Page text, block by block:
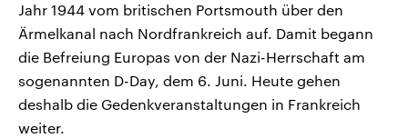
Jahr 1944 vom britischen Portsmouth über den
Ärmelkanal nach Nordfrankreich auf. Damit begann
die Befreiung Europas von der Nazi-Herrschaft am
sogenannten D-Day, dem 6. Juni. Heute gehen
deshalb die Gedenkveranstaltungen in Frankreich
weiter.